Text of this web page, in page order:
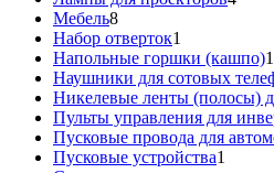
Мебель88
товаров
Набор отверток1
товар
Напольные горшки (кашпо)
Наушники для сотовых
Никелевые ленты (полосы)
Пульты управления для
Пусковые провода для
Пусковые устройства1